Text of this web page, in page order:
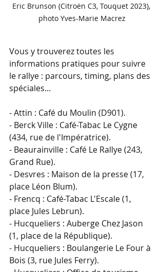
Eric Brunson (Citroën C3, Touquet 2023),
photo Yves-Marie Macrez
Vous y trouverez toutes les
informations pratiques pour suivre
le rallye : parcours, timing, plans des
spéciales...
- Attin : Café du Moulin (D901).
- Berck Ville : Café-Tabac Le Cygne
(434, rue de l'Impératrice).
- Beaurainville : Café Le Rallye (243,
Grand Rue).
- Desvres : Maison de la presse (17,
place Léon Blum).
- Frencq : Café-Tabac L'Escale (1,
place Jules Lebrun).
- Hucqueliers : Auberge Chez Jason
(1, place de la République).
- Hucqueliers : Boulangerie Le Four à
Bois (3, rue Jules Ferry).